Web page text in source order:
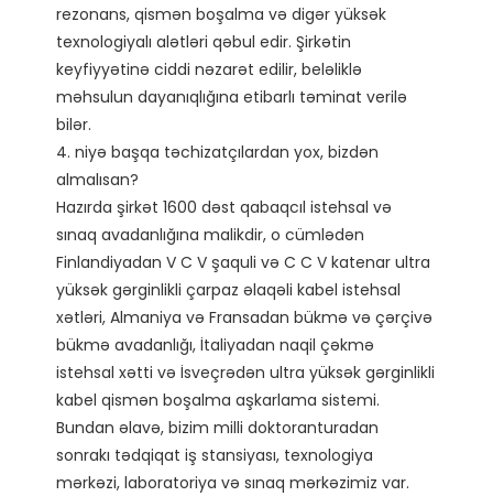
rezonans, qismən boşalma və digər yüksək
texnologiyalı alətləri qəbul edir. Şirkətin
keyfiyyətinə ciddi nəzarət edilir, beləliklə
məhsulun dayanıqlığına etibarlı təminat verilə
bilər.
4. niyə başqa təchizatçılardan yox, bizdən
almalısan?
Hazırda şirkət 1600 dəst qabaqcıl istehsal və
sınaq avadanlığına malikdir, o cümlədən
Finlandiyadan V C V şaquli və C C V katenar ultra
yüksək gərginlikli çarpaz əlaqəli kabel istehsal
xətləri, Almaniya və Fransadan bükmə və çərçivə
bükmə avadanlığı, İtaliyadan naqil çəkmə
istehsal xətti və İsveçrədən ultra yüksək gərginlikli
kabel qismən boşalma aşkarlama sistemi.
Bundan əlavə, bizim milli doktoranturadan
sonrakı tədqiqat iş stansiyası, texnologiya
mərkəzi, laboratoriya və sınaq mərkəzimiz var.